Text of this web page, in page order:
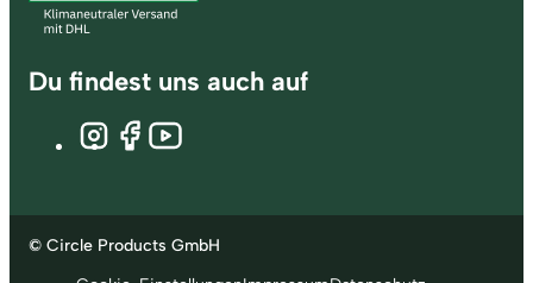
Du findest uns auch auf
© Circle Products GmbH